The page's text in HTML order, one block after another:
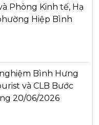
Phòng Kinh tế, Hạ
Hiệp Bình
Bình Hưng
và CLB Bước
20/06/2026